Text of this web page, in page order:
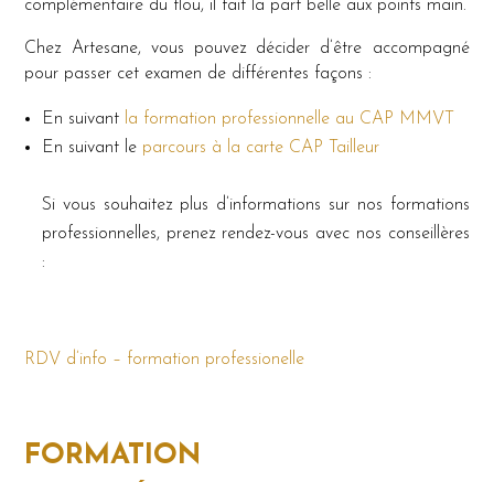
complémentaire du flou, il fait la part belle aux points main.
Chez Artesane, vous pouvez décider d’être accompagné
pour passer cet examen de différentes façons :
En suivant la formation professionnelle au CAP MMVT
En suivant le parcours à la carte CAP Tailleur
Si vous souhaitez plus d’informations sur nos formations
professionnelles, prenez rendez-vous avec nos conseillères
:
RDV d’info – formation professionelle
FORMATION